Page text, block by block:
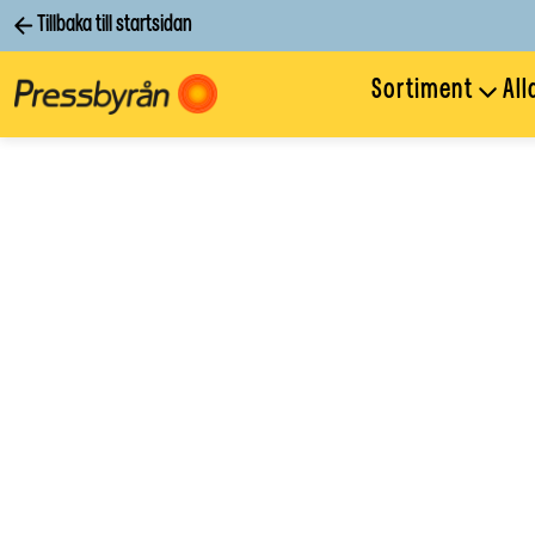
Tillbaka till startsidan
Sortiment